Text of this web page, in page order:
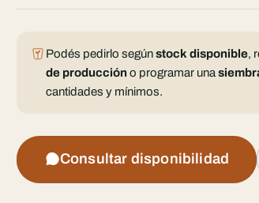
Podés pedirlo segúnstock disponible,
de produccióno programar una
cantidades y mínimos.
Consultar disponibilidad